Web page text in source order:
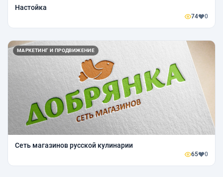
Настойка
74 0
МАРКЕТИНГ И ПРОДВИЖЕНИЕ
Сеть магазинов русской кулинарии
65 0